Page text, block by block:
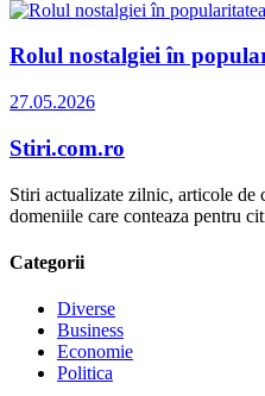
Rolul nostalgiei în
27.05.2026
Stiri.com.ro
Stiri actualizate zilnic, articole de
domeniile care conteaza pentru
Categorii
Diverse
Business
Economie
Politica